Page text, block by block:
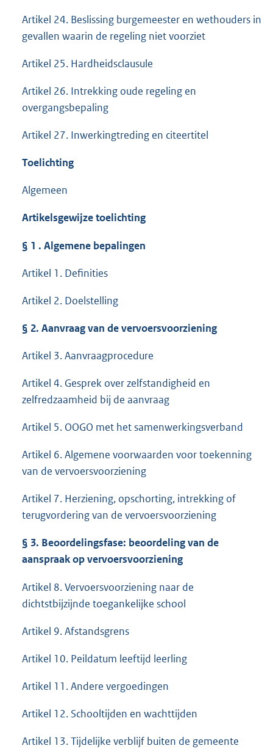
Artikel 24. Beslissing burgemeester en wethouders in
gevallen waarin de regeling niet voorziet
Artikel 25. Hardheidsclausule
Artikel 26. Intrekking oude regeling en
overgangsbepaling
Artikel 27. Inwerkingtreding en citeertitel
Toelichting
Algemeen
Artikelsgewijze toelichting
§ 1 . Algemene bepalingen
Artikel 1. Definities
Artikel 2. Doelstelling
§ 2. Aanvraag van de vervoersvoorziening
Artikel 3. Aanvraagprocedure
Artikel 4. Gesprek over zelfstandigheid en
zelfredzaamheid bij de aanvraag
Artikel 5. OOGO met het samenwerkingsverband
Artikel 6. Algemene voorwaarden voor toekenning
van de vervoersvoorziening
Artikel 7. Herziening, opschorting, intrekking of
terugvordering van de vervoersvoorziening
§ 3. Beoordelingsfase: beoordeling van de
aanspraak op vervoersvoorziening
Artikel 8. Vervoersvoorziening naar de
dichtstbijzijnde toegankelijke school
Artikel 9. Afstandsgrens
Artikel 10. Peildatum leeftijd leerling
Artikel 11. Andere vergoedingen
Artikel 12. Schooltijden en wachttijden
Artikel 13. Tijdelijke verblijf buiten de gemeente